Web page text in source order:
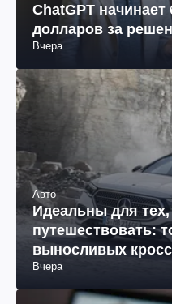
ChatGPT
долларов за
Вчера
Авто
Идеальны для
путешествовать:
выносливых
Вчера